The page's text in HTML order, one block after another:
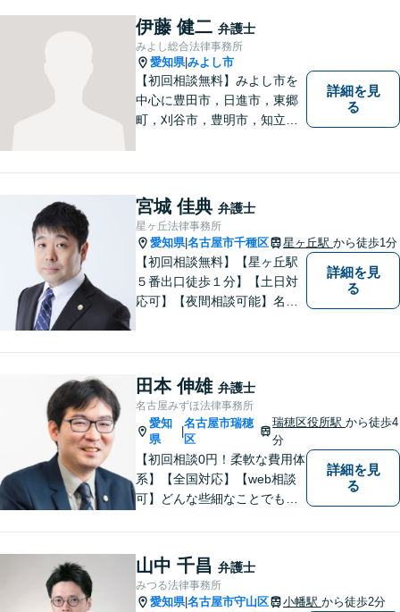
伊藤 健二 弁護士
みよし総合法律事務所
愛知県|みよし市
【初回相談無料】みよし市を
中心に豊田市，日進市，東郷
町，刈谷市，豊明市，知立市
にこだわり，依頼者との「信
頼関係」を大切にしていま
す。
詳細を見
る
宮城 佳典 弁護士
星ヶ丘法律事務所
愛知県|名古屋市千種区 星ヶ丘駅 から徒歩1分
【初回相談無料】【星ヶ丘駅
５番出口徒歩１分】【土日対
応可】【夜間相談可能】名古
詳細を見
る
田本 伸雄 弁護士
名古屋みずほ法律事務所
愛知
県
名古屋市瑞穂
区
瑞穂区役所駅から徒歩4
分
【初回相談0円！柔軟な費用体
系】【全国対応】【web相談
可】どんな些細なことでもお
ターネット／削除請求や開示
請求、利用規約などのトラブ
ルはお任せ！相続／感情面の
納得感を重視します。
詳細を見
る
山中 千昌 弁護士
みつる法律事務所
愛知県|名古屋市守山区 小幡駅 から徒歩2分